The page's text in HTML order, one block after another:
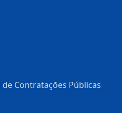
de Contratações Públicas